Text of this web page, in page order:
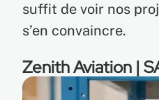
suffit de voir nos
s’en convaincre.
Zenith Aviation |